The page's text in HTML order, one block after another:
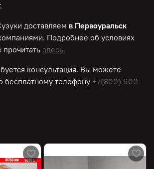
доставляем в Первоуральск
Подробнее об условиях
здесь.
консультация, Вы можете
бесплатному телефону +7(800) 600-